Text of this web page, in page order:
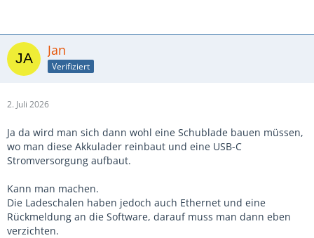
Jan
Verifiziert
2. Juli 2026
Ja da wird man sich dann wohl eine Schublade bauen müssen,
wo man diese Akkulader reinbaut und eine USB-C
Stromversorgung aufbaut.
Kann man machen.
Die Ladeschalen haben jedoch auch Ethernet und eine
Rückmeldung an die Software, darauf muss man dann eben
verzichten.